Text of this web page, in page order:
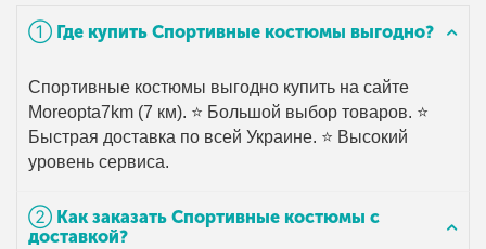
➀ Где купить Спортивные костюмы выгодно?
Спортивные костюмы выгодно купить на сайте
Moreopta7km (7 км). ⭐ Большой выбор товаров. ⭐
Быстрая доставка по всей Украине. ⭐ Высокий
уровень сервиса.
➁ Как заказать Спортивные костюмы с
доставкой?